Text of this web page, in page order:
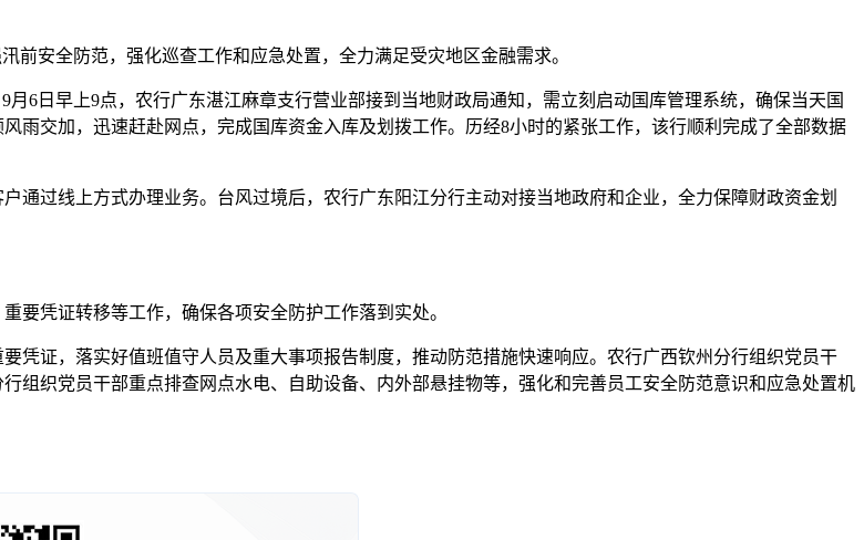
安全防范，强化巡查工作和应急处置，全力满足受灾地区金融需求。
日早上9点，农行广东湛江麻章支行营业部接到当地财政局通知，需立刻启动国库管理系统，确保当天国
雨交加，迅速赶赴网点，完成国库资金入库及划拨工作。历经8小时的紧张工作，该行顺利完成了全部数据
过线上方式办理业务。台风过境后，农行广东阳江分行主动对接当地政府和企业，全力保障财政资金划
凭证转移等工作，确保各项安全防护工作落到实处。
证，落实好值班值守人员及重大事项报告制度，推动防范措施快速响应。农行广西钦州分行组织党员干
组织党员干部重点排查网点水电、自助设备、内外部悬挂物等，强化和完善员工安全防范意识和应急处置机